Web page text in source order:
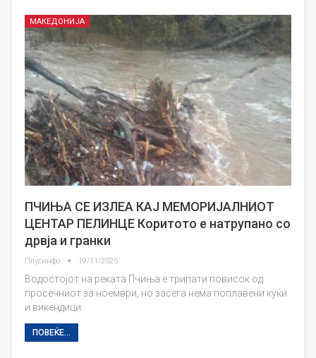
МАКЕДОНИЈА
ПЧИЊА СЕ ИЗЛЕА КАЈ МЕМОРИЈАЛНИОТ
ЦЕНТАР ПЕЛИНЦЕ Коритото е натрупано со
дрвја и гранки
Плусинфо 19/11/2025
Водостојот на реката Пчиња е трипати повисок од
просечниот за ноември, но засега нема поплавени куќи
и викендици.
ПОВЕЌЕ...